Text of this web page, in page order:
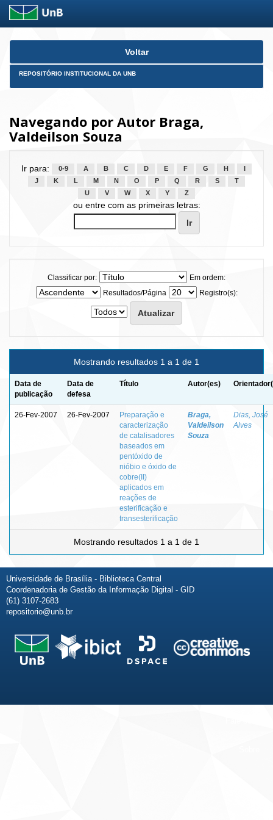
Skip
Voltar
REPOSITÓRIO INSTITUCIONAL DA UNB
Navegando por Autor Braga,
Valdeilson Souza
Ir para: 0-9 A B C D E F G H
J
K L M N O P Q R S
T
U
V W X Y Z
ou entre com as primeiras letras:
Classificar por:
Em ordem:
Resultados/Página
Registro(s):
Mostrando resultados 1 a 1 de 1
Data de
publicação
Data de
defesa
Título Autor(es)
26-Fev-2007 26-Fev-2007
Preparação e
caracterização
de catalisadores
baseados em
pentóxido de
nióbio e óxido de
cobre(II)
aplicados em
reações de
esterificação e
transesterificação
Braga,
Valdeilson
Souza
Dias, José
Alves
Mostrando resultados 1 a 1 de 1
Universidade de Brasília - Biblioteca Central
Coordenadoria de Gestão da Informação Digital - GID
(61) 3107-2683
repositorio@unb.br